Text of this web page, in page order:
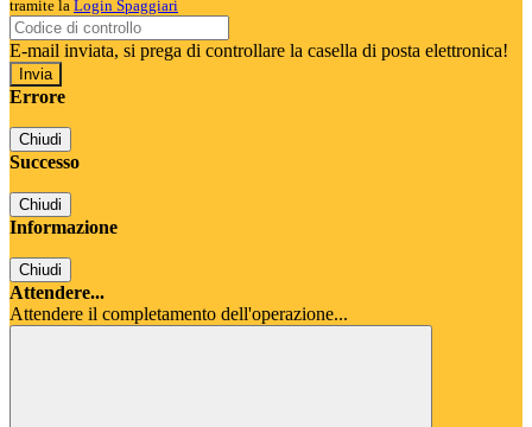
tramite la Login Spaggiari
E-mail inviata, si prega di controllare la casella di posta elettronica!
Errore
Chiudi
Successo
Chiudi
Informazione
Chiudi
Attendere...
Attendere il completamento dell'operazione...